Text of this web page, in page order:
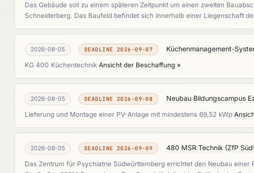
Das Gebäude soll zu einem späteren Zeitpunkt um einen zweiten
Schneiderberg. Das Baufeld befindet sich innerhalb einer Liegenschaft
2026-08-05 DEADLINE 2026-09-07 Küchenmanagement-
KG 400 Küchentechnik Ansicht der Beschaffung »
2026-08-05 DEADLINE 2026-09-08 Neubau Bildungscampus
Lieferung und Montage einer PV-Anlage mit mindestens 69,52 kWp
2026-08-05 DEADLINE 2026-09-09 480 MSR Technik (ZfP
Das Zentrum für Psychiatrie Südwürttemberg errichtet den Neubau